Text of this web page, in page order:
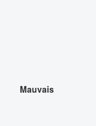
Mauvais